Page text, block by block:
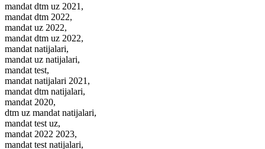
mandat dtm uz 2021,
mandat dtm 2022,
mandat uz 2022,
mandat dtm uz 2022,
mandat natijalari,
mandat uz natijalari,
mandat test,
mandat natijalari 2021,
mandat dtm natijalari,
mandat 2020,
dtm uz mandat natijalari,
mandat test uz,
mandat 2022 2023,
mandat test natijalari,